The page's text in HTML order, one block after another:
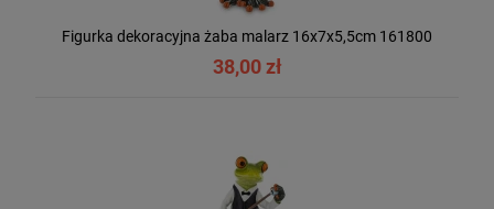
Figurka dekoracyjna żaba malarz 16x7x5,5cm 161800
38,00 zł